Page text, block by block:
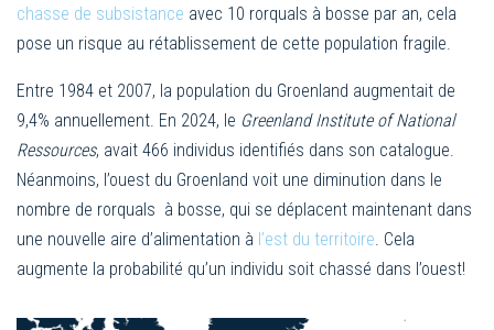
chasse de subsistance avec 10 rorquals à bosse par an, cela
pose un risque au rétablissement de cette population fragile.
Entre 1984 et 2007, la population du Groenland augmentait de
9,4% annuellement. En 2024, le Greenland Institute of National
Ressources, avait 466 individus identifiés dans son catalogue.
Néanmoins, l’ouest du Groenland voit une diminution dans le
nombre de rorquals à bosse, qui se déplacent maintenant dans
une nouvelle aire d’alimentation à l’est du territoire . Cela
augmente la probabilité qu’un individu soit chassé dans l’ouest!